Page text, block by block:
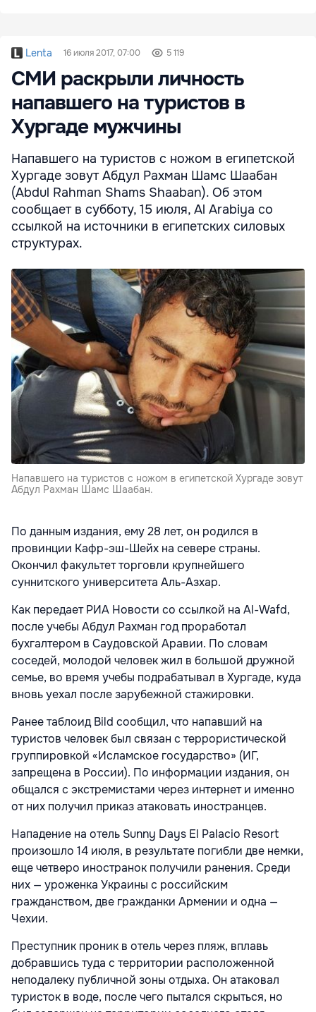
Lenta 16 июля 2017, 07:00 5 119
СМИ раскрыли личность
напавшего на туристов в
Хургаде мужчины
Напавшего на туристов с ножом в египетской
Хургаде зовут Абдул Рахман Шамс Шаабан
(Abdul Rahman Shams Shaaban). Об этом
сообщает в субботу, 15 июля, Al Arabiya со
ссылкой на источники в египетских силовых
структурах.
Напавшего на туристов с ножом в египетской Хургаде зовут
Абдул Рахман Шамс Шаабан.
По данным издания, ему 28 лет, он родился в
провинции Кафр-эш-Шейх на севере страны.
Окончил факультет торговли крупнейшего
суннитского университета Аль-Азхар.
Как передает РИА Новости со ссылкой на Al-Wafd,
после учебы Абдул Рахман год проработал
бухгалтером в Саудовской Аравии. По словам
соседей, молодой человек жил в большой дружной
семье, во время учебы подрабатывал в Хургаде, куда
вновь уехал после зарубежной стажировки.
Ранее таблоид Bild сообщил, что напавший на
туристов человек был связан с террористической
группировкой «Исламское государство» (ИГ,
запрещена в России). По информации издания, он
общался с экстремистами через интернет и именно
от них получил приказ атаковать иностранцев.
Нападение на отель Sunny Days El Palacio Resort
произошло 14 июля, в результате погибли две немки,
еще четверо иностранок получили ранения. Среди
них — уроженка Украины с российским
гражданством, две гражданки Армении и одна —
Чехии.
Преступник проник в отель через пляж, вплавь
добравшись туда с территории расположенной
неподалеку публичной зоны отдыха. Он атаковал
туристок в воде, после чего пытался скрыться, но